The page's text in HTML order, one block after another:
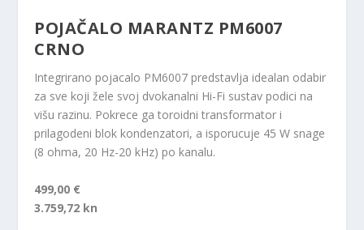
POJAČALO MARANTZ PM6007
CRNO
Integrirano pojacalo PM6007 predstavlja idealan odabir
za sve koji žele svoj dvokanalni Hi-Fi sustav podici na
višu razinu. Pokrece ga toroidni transformator i
prilagodeni blok kondenzatori, a isporucuje 45 W snage
(8 ohma, 20 Hz-20 kHz) po kanalu.
499,00 €
3.759,72 kn